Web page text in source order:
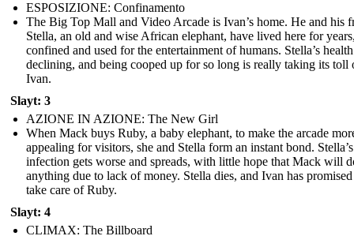
ESPOSIZIONE: Confinamento
The Big Top Mall and Video Arcade is Ivan’s home. He and his
Stella, an old and wise African elephant, have lived here for
confined and used for the entertainment of humans. Stella’s
declining, and being cooped up for so long is really taking its toll
Ivan.
Slayt: 3
AZIONE IN AZIONE: The New Girl
When Mack buys Ruby, a baby elephant, to make the arcade
appealing for visitors, she and Stella form an instant bond.
infection gets worse and spreads, with little hope that Mack will
anything due to lack of money. Stella dies, and Ivan has
take care of Ruby.
Slayt: 4
CLIMAX: The Billboard